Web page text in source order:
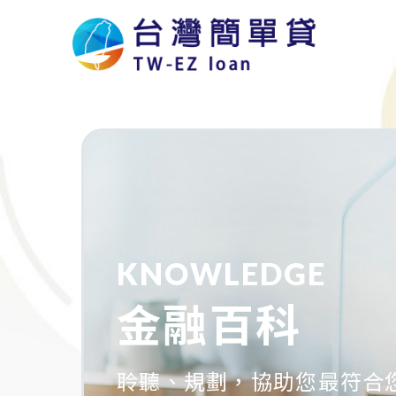
KNOWLEDGE
金融百科
聆聽、規劃，協助您最符合